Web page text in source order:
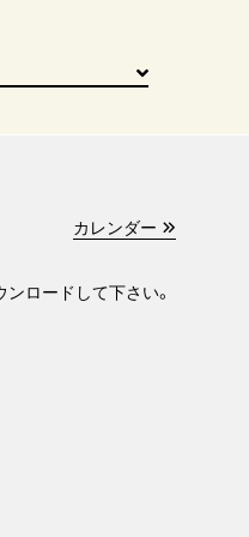
カレンダー
ンロードして下さい。